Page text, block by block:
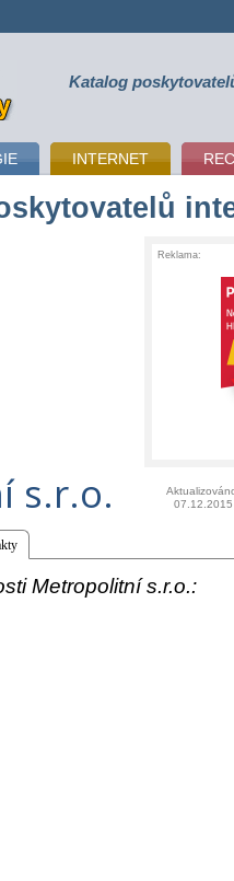
Katalog
INTERNET
Reklama:
s.r.o.
07.12.2015
Metropolitní s.r.o.: